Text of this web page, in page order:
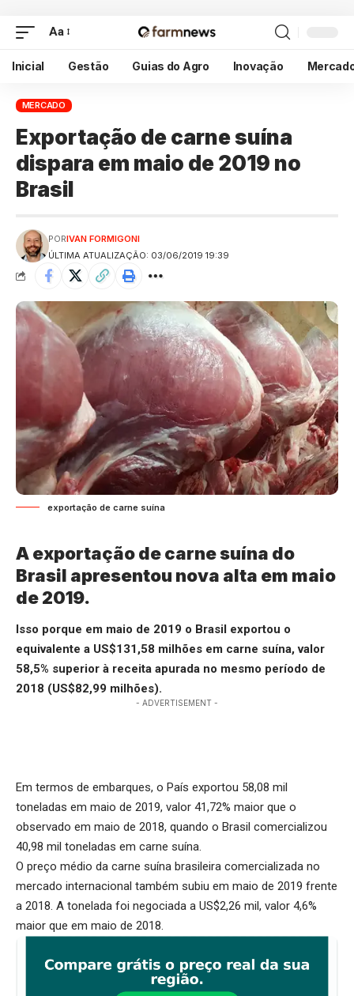
Aa
Inicial Gestão Guias do Agro Inovação
MERCADO
Exportação de carne suína
dispara em maio de 2019 no
Brasil
ÚLTIMA ATUALIZAÇÃO: 03/06/2019 19:39
PORIVAN FORMIGONI
exportação de carne suína
A exportação de carne suína do
Brasil apresentou nova alta em maio
de 2019.
Isso porque em maio de 2019 o Brasil exportou o
equivalente a US$131,58 milhões em carne suína, valor
58,5% superior à receita apurada no mesmo período de
2018 (US$82,99 milhões).
- ADVERTISEMENT -
Em termos de embarques, o País exportou 58,08 mil
toneladas em maio de 2019, valor 41,72% maior que o
observado em maio de 2018, quando o Brasil comercializou
40,98 mil toneladas em carne suína.
O preço médio da carne suína brasileira comercializada no
mercado internacional também subiu em maio de 2019 frente
a 2018. A tonelada foi negociada a US$2,26 mil, valor 4,6%
maior que em maio de 2018.